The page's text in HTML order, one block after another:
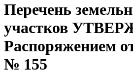
Перечень
участков
Распоряжением
№ 155